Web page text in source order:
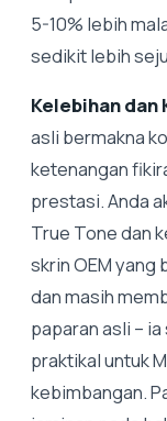
5-10% lebih
sedikit lebih
Kelebihan dan
asli bermakna
ketenangan
prestasi. Anda
True Tone dan
skrin OEM yang
dan masih
paparan asli –
praktikal untuk
kebimbangan.